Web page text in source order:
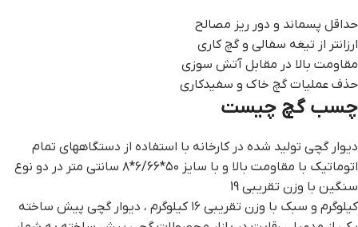
حداقل پسماند و دور ریز مصالح
ارزانتر از تیغه سفالی و گچ کاری
مقاومت بالا در مقابل آتش سوزی
حذف عملیات گچ خاک و سفیدکاری
چسب گچ چيست
دیوار گچی تولید شده در کارخانه با استفاده از دستگاههای تمام
اتوماتیک با مقاومت بالا و با سایز ۵۰*۶/۶۶*۸ سانتی متر در دو نوع
سنگین با وزن تقریبی 19
کیلوگرم و سبک با وزن تقریبی ۱۶ کیلوگرم ، ديوار گچي پيش ساخته